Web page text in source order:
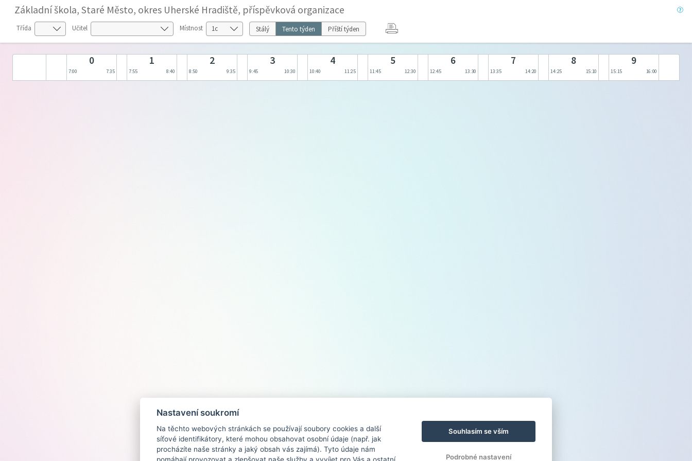
Základní škola, Staré Město, okres Uherské Hradiště, příspěvková organizace
Třída Učitel Místnost Stálý Tento týden Příští týden
0
7:00 7:35
1
7:55 8:40
2
8:50 9:35
3
9:45 10:30
4
10:40 11:25
5
11:45 12:30
6
12:45 13:30
7
13:35 14:20
8
14:25 15:10
9
15:15 16:00
Nastavení soukromí
Na těchto webových stránkách se používají soubory cookies a další
síťové identifikátory, které mohou obsahovat osobní údaje (např. jak
procházíte naše stránky a jaký obsah vás zajímá). Tyto údaje nám
Souhlasím se vším
Podrobné nastavení